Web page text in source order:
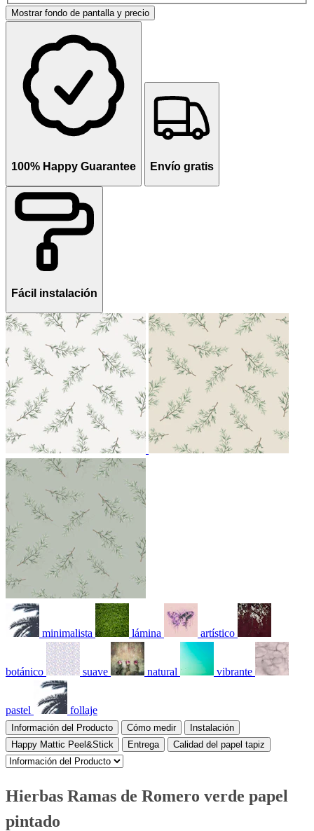
Mostrar fondo de pantalla y precio
100% Happy Guarantee Envío gratis
Fácil instalación
minimalista lámina artístico
botánico suave natural vibrante
pastel follaje
Información del Producto Cómo medir
Instalación
Happy Mattic Peel&Stick
Entrega Calidad del papel tapiz
Hierbas Ramas de Romero verde papel
pintado